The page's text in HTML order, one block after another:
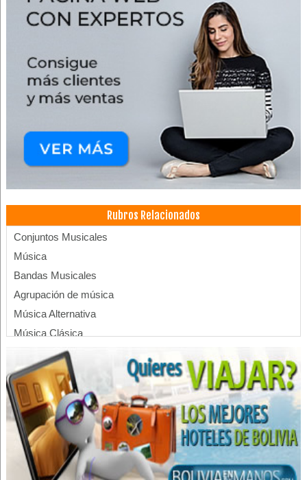
Rubros Relacionados
Conjuntos Musicales
Música
Bandas Musicales
Agrupación de música
Música Alternativa
Música Clásica
Conciertos de música clásica
Conciertos de música alternativa
Cuarteto de Cuerdas
Grupo musical de violines
Conciertos de música latinoamericana
Servicio de música sinfónica
Servicio de música selecta